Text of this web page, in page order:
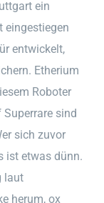
ein
eingestiegen
entwickelt,
Etherium
Roboter
sind
sich zuvor
ist etwas dünn.
laut
herum, ox